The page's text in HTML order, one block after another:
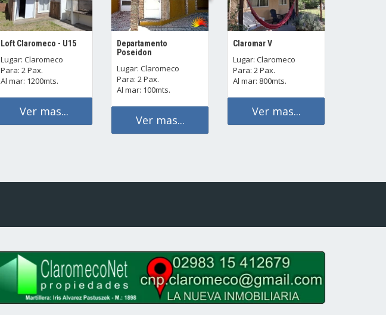
Loft Claromeco - U15
Lugar: Claromeco
Para: 2 Pax.
Al mar: 1200mts.
Ver mas...
Departamento
Poseidon
Lugar: Claromeco
Para: 2 Pax.
Al mar: 100mts.
Ver mas...
Claromar V
Lugar: Claromeco
Para: 2 Pax.
Al mar: 800mts.
Ver mas...